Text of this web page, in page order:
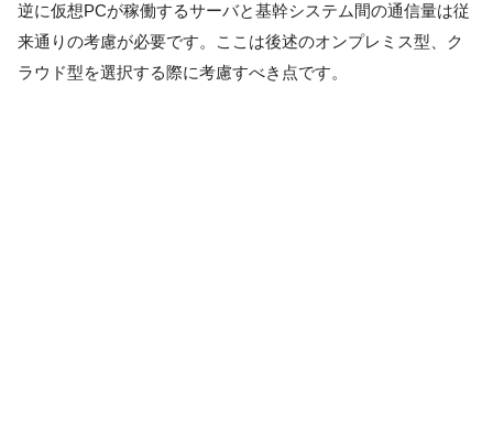
逆に仮想PCが稼働するサーバと基幹システム間の通信量は従
来通りの考慮が必要です。ここは後述のオンプレミス型、ク
ラウド型を選択する際に考慮すべき点です。